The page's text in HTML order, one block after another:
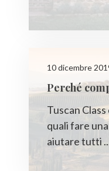
10 dicembre
Perché
Tuscan
quali fare
aiutare tutti